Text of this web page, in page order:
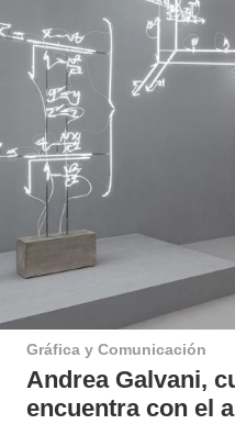
Gráfica y Comunicación
Andrea Galvani,
encuentra con el